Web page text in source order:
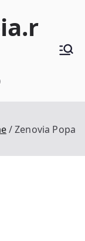
Zenovia Popa